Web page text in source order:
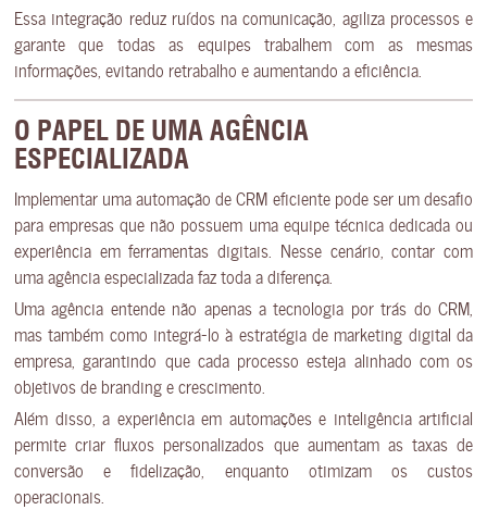
Essa integração reduz ruídos na comunicação, agiliza processos e
garante que todas as equipes trabalhem com as mesmas
informações, evitando retrabalho e aumentando a eficiência.
O PAPEL DE UMA AGÊNCIA
ESPECIALIZADA
Implementar uma automação de CRM eficiente pode ser um desafio
para empresas que não possuem uma equipe técnica dedicada ou
experiência em ferramentas digitais. Nesse cenário, contar com
uma agência especializada faz toda a diferença.
Uma agência entende não apenas a tecnologia por trás do CRM,
mas também como integrá-lo à estratégia de marketing digital da
empresa, garantindo que cada processo esteja alinhado com os
objetivos de branding e crescimento.
Além disso, a experiência em automações e inteligência artificial
permite criar fluxos personalizados que aumentam as taxas de
conversão e fidelização, enquanto otimizam os custos
operacionais.